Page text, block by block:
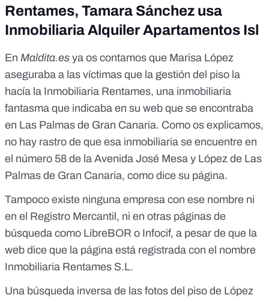
Rentames, Tamara Sánchez usa
Inmobiliaria Alquiler Apartamentos Isl
En Maldita.es ya os contamos que Marisa López
aseguraba a las víctimas que la gestión del piso la
hacía la Inmobiliaria Rentames, una inmobiliaria
fantasma que indicaba en su web que se encontraba
en Las Palmas de Gran Canaria. Como os explicamos,
no hay rastro de que esa inmobiliaria se encuentre en
el número 58 de la Avenida José Mesa y López de Las
Palmas de Gran Canaria, como dice su página.
Tampoco ​​existe ninguna empresa con ese nombre ni
en el Registro Mercantil, ni en otras páginas de
búsqueda como LibreBOR o Infocif, a pesar de que la
web dice que la página está registrada con el nombre
Inmobiliaria Rentames S.L.
Una búsqueda inversa de las fotos del piso de López